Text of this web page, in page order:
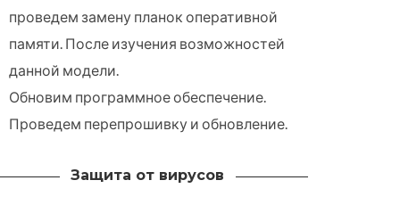
проведем замену планок оперативной
памяти. После изучения возможностей
данной модели.
Обновим программное обеспечение.
Проведем перепрошивку и обновление.
Защита от вирусов